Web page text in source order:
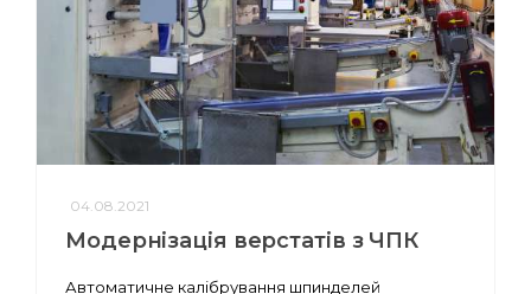
04.08.2021
Модернізація верстатів з ЧПК
Автоматичне калібрування шпинделей